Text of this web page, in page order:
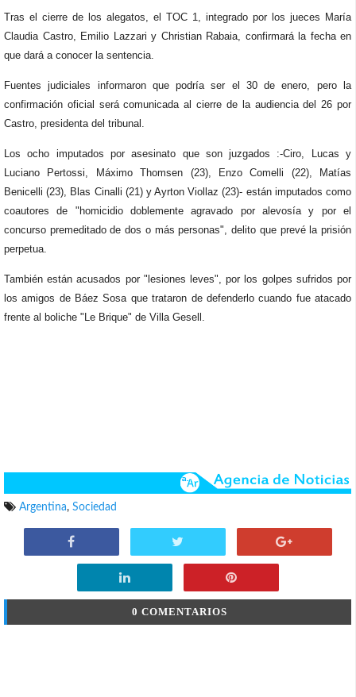
Tras el cierre de los alegatos, el TOC 1, integrado por los jueces María
Claudia Castro, Emilio Lazzari y Christian Rabaia, confirmará la fecha en
que dará a conocer la sentencia.
Fuentes judiciales informaron que podría ser el 30 de enero, pero
la
confirmación oficial será comunicada al cierre de la audiencia del 26 por
Castro, presidenta del tribunal.
Los ocho imputados por asesinato que son juzgados :-Ciro, Lucas y
Luciano Pertossi, Máximo Thomsen (23), Enzo Comelli (22), Matías
Benicelli (23), Blas Cinalli (21) y Ayrton Viollaz (23)- estánimputados como
coautores de "homicidio doblemente agravado por alevosía y por el
concurso premeditado de dos o más personas", delito que prevé la prisión
perpetua.
También están acusados por "lesiones leves", por los golpes sufridos por
los amigos de Báez Sosaque trataron de defenderlo cuando fue atacado
frente al boliche "Le Brique" de Villa Gesell.
Argentina, Sociedad
0 COMENTARIOS